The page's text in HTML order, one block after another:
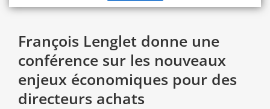
François Lenglet donne une
conférence sur les nouveaux
enjeux économiques pour des
directeurs achats